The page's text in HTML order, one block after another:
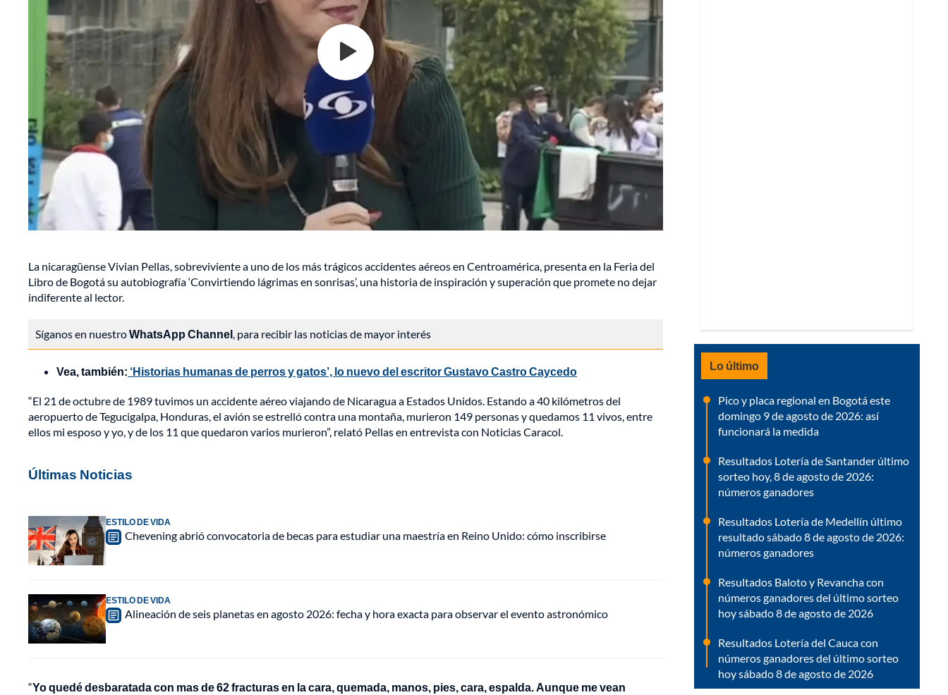
La nicaragüense Vivian Pellas, sobreviviente a uno de los más trágicos accidentes aéreos en Centroamérica, presenta en la Feria del
Libro de Bogotá su autobiografía ‘Convirtiendo lágrimas en sonrisas’, una historia de inspiración y superación que promete no dejar
indiferente al lector.
Síganos en nuestroWhatsApp Channel, para recibir las noticias de mayor interés
Vea, también: ‘Historias humanas de perros y gatos’, lo nuevo del escritor Gustavo Castro Caycedo
“El 21 de octubre de 1989 tuvimos un accidente aéreo viajando de Nicaragua a Estados Unidos. Estando a 40 kilómetros del
aeropuerto de Tegucigalpa, Honduras, el avión se estrelló contra una montaña, murieron 149 personas y quedamos 11 vivos, entre
ellos mi esposo y yo, y de los 11 que quedaron varios murieron”, relató Pellas en entrevista con Noticias Caracol.
Últimas Noticias
ESTILO DE VIDA
Chevening abrió convocatoria de becas para estudiar una maestría en Reino Unido: cómo inscribirse
ESTILO DE VIDA
Alineación de seis planetas en agosto 2026: fecha y hora exacta para observar el evento astronómico
“Yo quedé desbaratada con mas de 62 fracturas en la cara, quemada, manos, pies, cara, espalda. Aunque me vean
Lo último
Pico y placa regional en Bogotá este
domingo 9 de agosto de 2026: así
funcionará la medida
Resultados Lotería de Santander último
sorteo hoy, 8 de agosto de 2026:
números ganadores
Resultados Lotería de Medellín último
resultado sábado 8 de agosto de 2026:
números ganadores
Resultados Baloto y Revancha con
números ganadores del último sorteo
hoy sábado 8 de agosto de 2026
Resultados Lotería del Cauca con
números ganadores del último sorteo
hoy sábado 8 de agosto de 2026